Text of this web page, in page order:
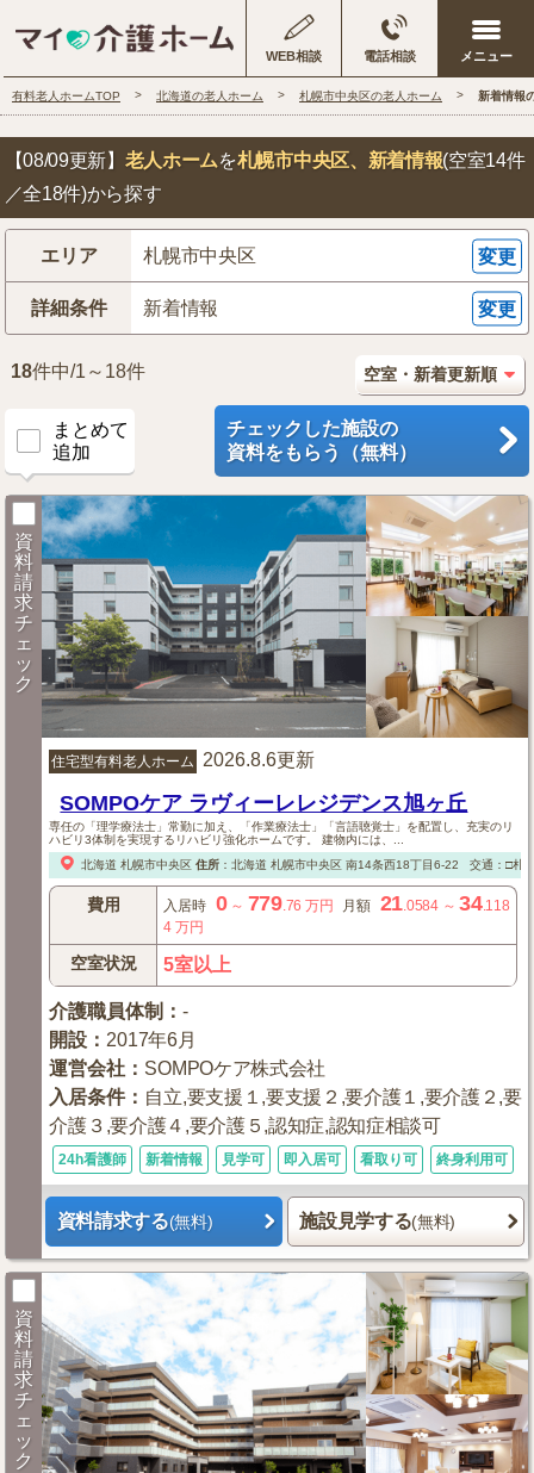
WEB相談 電話相談
有料老人ホームTOP 北海道の老人ホーム 札幌市中央区の老人ホーム 新着情報
【08/09更新】 老人ホームを札幌市中央区、新着情報(空室14件
／全18件)から探す
エリア 札幌市中央区 変更
詳細条件 新着情報 変更
18件中/1～18件
まとめて
追加
チェックした施設の
資料をもらう（無料）
資
料
請
求
チ
ェ
ッ
ク
住宅型有料老人ホーム 2026.8.6更新
SOMPOケア ラヴィーレレジデンス旭ヶ丘
専任の「理学療法士」常勤に加え、「作業療法士」「言語聴覚士」を配置し、充実のリ
ハビリ3体制を実現するリハビリ強化ホームです。 建物内には、...
北海道 札幌市中央区 住所： 北海道 札幌市中央区南14条西18丁目6-22 交通：□札
費用 入居時 0～ 779.76 万円 月額 21.0584～34.118
4 万円
空室状況 5室以上
介護職員体制 ：-
開設 ： 2017年6月
運営会社 ： SOMPOケア株式会社
入居条件： 自立,要支援１,要支援２,要介護１,要介護２,要
介護３,要介護４,要介護５,認知症,認知症相談可
24h看護師 新着情報 見学可 即入居可 看取り可 終身利用可
資料請求する(無料) 施設見学する(無料)
資
料
請
求
チ
ェ
ッ
ク